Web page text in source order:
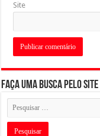
Site
Faça uma busca pelo Site